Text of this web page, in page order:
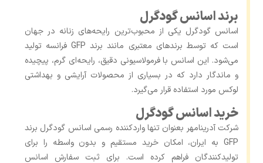
برند اسانس گودگرل
اسانس گودگرل یکی از محبوب‌ترین رایحه‌های زنانه در جهان
است که توسط برندهای معتبری مانند برند GFP فرانسه تولید
می‌شود. این اسانس با فرمولاسیونی دقیق، رایحه‌ای گرم، پیچیده
و ماندگار دارد که در بسیاری از محصولات آرایشی و بهداشتی
لوکس مورد استفاده قرار می‌گیرد.
خرید اسانس گودگرل
شرکت آدرینامهر بعنوان تنها واردکننده رسمی اسانس گودگرل برند
GFP به ایران، امکان خرید مستقیم و بدون واسطه را برای
تولیدکنندگان فراهم کرده است. برای ثبت سفارش اسانس